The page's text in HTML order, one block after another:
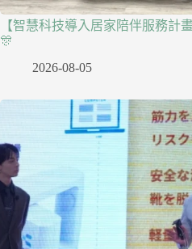
【智慧科技導入居家陪伴服務計
🎊
2026-08-05